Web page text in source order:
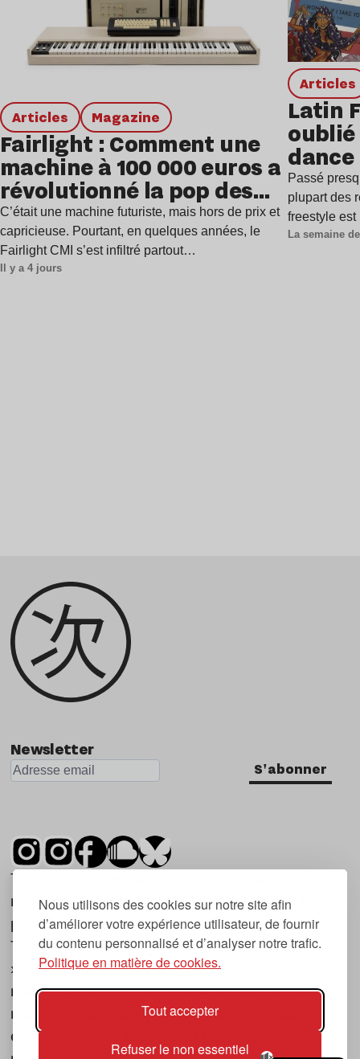
Nous utilisons des cookies sur notre site afin
d’améliorer votre expérience utilisateur, de fournir
du contenu personnalisé et d’analyser notre trafic.
Politique en matière de cookies.
Tout accepter
Refuser le non essentiel
Articles magazine
Fairlight : Comment une
machine à 100 000 euros a
révolutionné la pop des
années 1980 ?
C’était une machine futuriste, mais hors de prix et
capricieuse. Pourtant, en quelques années, le
Fairlight CMI s’est infiltré partout…
Il y a 4 jours
Articles
Latin
oublié
Passé
plupart des
freestyle
La semaine
Newsletter
S'abonner
Tsugi est un mensuel indépendant sur la
musique et les nouvelles tendances, dont la
première parution date de 2007.
Tsugi en japonais signifie « prochain », « suivant
», ce qui correspond à la thématique du
magazine, à l’affût des nouvelles tendances
musicales, qu’elles viennent de la musique
électronique, du rock ou du hip hop, et des